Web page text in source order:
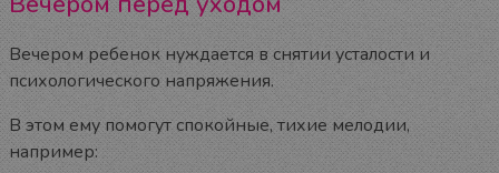
Вечером ребенок нуждается в снятии усталости и
психологического напряжения.
В этом ему помогут спокойные, тихие мелодии,
например: